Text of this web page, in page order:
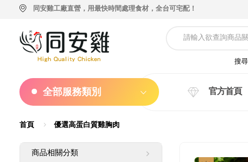
同安雞工廠直營，用最快時間處理食材，全台可宅配！
搜
全部服務類別 官方首頁
首頁 優選高蛋白質雞胸肉
商品相關分類